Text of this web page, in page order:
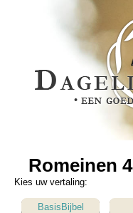
Romeinen 4
Kies uw vertaling:
BasisBijbel